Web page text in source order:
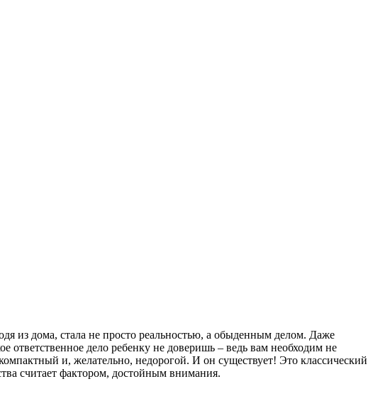
из дома, стала не просто реальностью, а обыденным делом. Даже
ответственное дело ребенку не доверишь – ведь вам необходим не
и, желательно, недорогой. И он существует! Это классический
считает фактором, достойным внимания.